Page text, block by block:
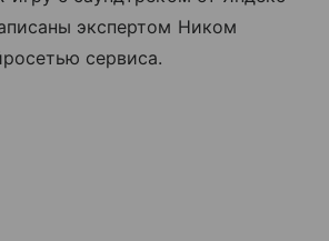
экспертом Ником
сервиса.